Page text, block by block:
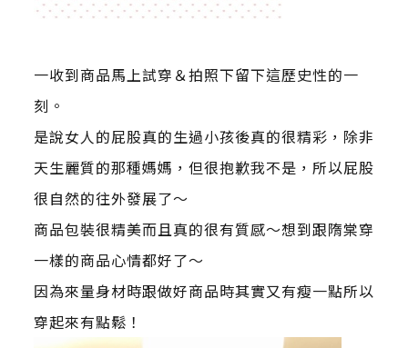
一收到商品馬上試穿＆拍照下留下這歷史性的一
刻。
是說女人的屁股真的生過小孩後真的很精彩，除非
天生麗質的那種媽媽，但很抱歉我不是，所以屁股
很自然的往外發展了～
商品包裝很精美而且真的很有質感～想到跟隋棠穿
一樣的商品心情都好了～
因為來量身材時跟做好商品時其實又有瘦一點所以
穿起來有點鬆！